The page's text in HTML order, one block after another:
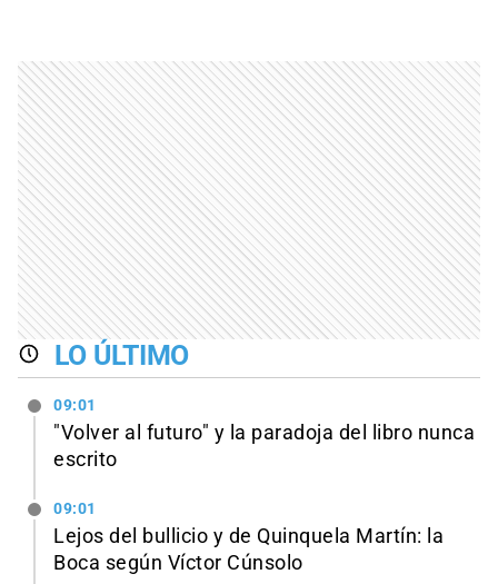
LO ÚLTIMO
09:01
"Volver al futuro" y la paradoja del libro nunca
escrito
09:01
Lejos del bullicio y de Quinquela Martín: la
Boca según Víctor Cúnsolo